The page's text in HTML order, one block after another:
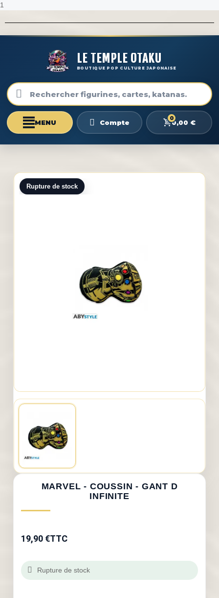
1
LE TEMPLE OTAKU
BOUTIQUE POP CULTURE JAPONAISE
Compte
0
0,00 €
Rupture de stock
MARVEL - COUSSIN - GANT D
INFINITE
19,90 €TTC
Rupture de stock